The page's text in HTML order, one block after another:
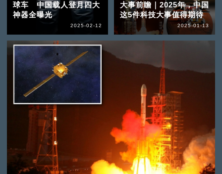
球车 中国载人登月四大
神器全曝光
2025-02-12
大事前瞻｜2025年，中国
这5件科技大事值得期待
2025-01-13